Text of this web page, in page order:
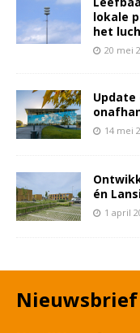
lokale
het
20 mei
14 mei
én
1 april
Nieuwsbrief